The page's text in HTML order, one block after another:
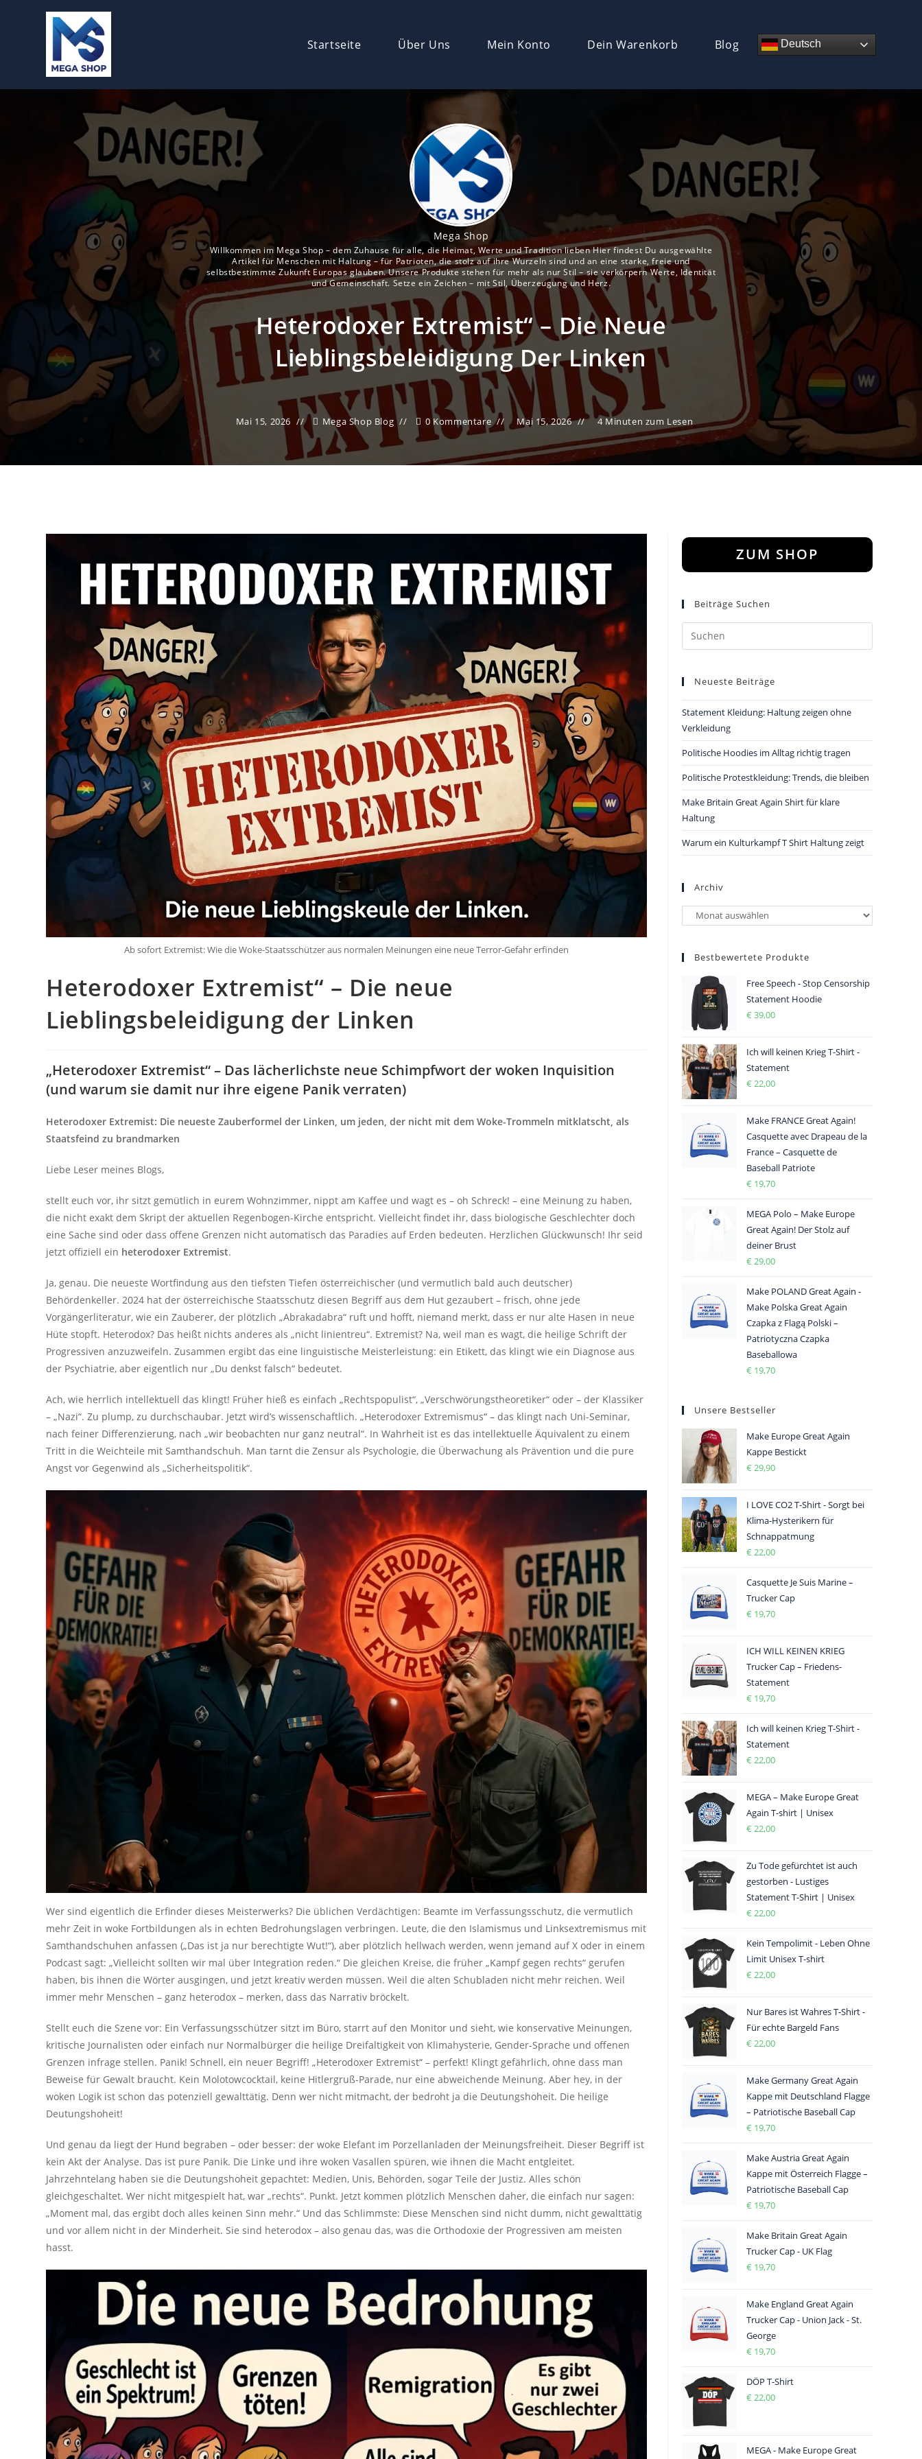
Deutsch
Startseite Über Uns Mein Konto Dein Warenkorb Blog
Mega Shop
Willkommen im Mega Shop – dem Zuhause für alle, die Heimat, Werte und Tradition lieben Hier findest Du ausgewählte
Artikel für Menschen mit Haltung – für Patrioten, die stolz auf ihre Wurzeln sind und an eine starke, freie und
selbstbestimmte Zukunft Europas glauben. Unsere Produkte stehen für mehr als nur Stil – sie verkörpern Werte, Identität
und Gemeinschaft. Setze ein Zeichen – mit Stil, Überzeugung und Herz.
Heterodoxer Extremist“ – Die Neue
Lieblingsbeleidigung Der Linken
Mai 15, 2026 Mega Shop Blog 0 Kommentare Mai 15, 2026 4 Minuten zum Lesen
Ab sofort Extremist: Wie die Woke-Staatsschützer aus normalen Meinungen eine neue Terror-Gefahr erfinden
Heterodoxer Extremist“ – Die neue
Lieblingsbeleidigung der Linken
„Heterodoxer Extremist“ – Das lächerlichste neue Schimpfwort der woken Inquisition
(und warum sie damit nur ihre eigene Panik verraten)
Heterodoxer Extremist: Die neueste Zauberformel der Linken, um jeden, der nicht mit dem Woke-Trommeln mitklatscht, als
Staatsfeind zu brandmarken
Liebe Leser meines Blogs,
stellt euch vor, ihr sitzt gemütlich in eurem Wohnzimmer, nippt am Kaffee und wagt es – oh Schreck! – eine Meinung zu haben,
die nicht exakt dem Skript der aktuellen Regenbogen-Kirche entspricht. Vielleicht findet ihr, dass biologische Geschlechter doch
eine Sache sind oder dass offene Grenzen nicht automatisch das Paradies auf Erden bedeuten. Herzlichen Glückwunsch! Ihr seid
jetzt offiziell ein heterodoxer Extremist.
Ja, genau. Die neueste Wortfindung aus den tiefsten Tiefen österreichischer (und vermutlich bald auch deutscher)
Behördenkeller. 2024 hat der österreichische Staatsschutz diesen Begriff aus dem Hut gezaubert – frisch, ohne jede
Vorgängerliteratur, wie ein Zauberer, der plötzlich „Abrakadabra“ ruft und hofft, niemand merkt, dass er nur alte Hasen in neue
Hüte stopft. Heterodox? Das heißt nichts anderes als „nicht linientreu“. Extremist? Na, weil man es wagt, die heilige Schrift der
Progressiven anzuzweifeln. Zusammen ergibt das eine linguistische Meisterleistung: ein Etikett, das klingt wie ein Diagnose aus
der Psychiatrie, aber eigentlich nur „Du denkst falsch“ bedeutet.
Ach, wie herrlich intellektuell das klingt! Früher hieß es einfach „Rechtspopulist“, „Verschwörungstheoretiker“ oder – der Klassiker
– „Nazi“. Zu plump, zu durchschaubar. Jetzt wird’s wissenschaftlich. „Heterodoxer Extremismus“ – das klingt nach Uni-Seminar,
nach feiner Differenzierung, nach „wir beobachten nur ganz neutral“. In Wahrheit ist es das intellektuelle Äquivalent zu einem
Tritt in die Weichteile mit Samthandschuh. Man tarnt die Zensur als Psychologie, die Überwachung als Prävention und die pure
Angst vor Gegenwind als „Sicherheitspolitik“.
Wer sind eigentlich die Erfinder dieses Meisterwerks? Die üblichen Verdächtigen: Beamte im Verfassungsschutz, die vermutlich
mehr Zeit in woke Fortbildungen als in echten Bedrohungslagen verbringen. Leute, die den Islamismus und Linksextremismus mit
Samthandschuhen anfassen („Das ist ja nur berechtigte Wut!“), aber plötzlich hellwach werden, wenn jemand auf X oder in einem
Podcast sagt: „Vielleicht sollten wir mal über Integration reden.“ Die gleichen Kreise, die früher „Kampf gegen rechts“ gerufen
haben, bis ihnen die Wörter ausgingen, und jetzt kreativ werden müssen. Weil die alten Schubladen nicht mehr reichen. Weil
immer mehr Menschen – ganz heterodox – merken, dass das Narrativ bröckelt.
Stellt euch die Szene vor: Ein Verfassungsschützer sitzt im Büro, starrt auf den Monitor und sieht, wie konservative Meinungen,
kritische Journalisten oder einfach nur Normalbürger die heilige Dreifaltigkeit von Klimahysterie, Gender-Sprache und offenen
Grenzen infrage stellen. Panik! Schnell, ein neuer Begriff! „Heterodoxer Extremist“ – perfekt! Klingt gefährlich, ohne dass man
Beweise für Gewalt braucht. Kein Molotowcocktail, keine Hitlergruß-Parade, nur eine abweichende Meinung. Aber hey, in der
woken Logik ist schon das potenziell gewalttätig. Denn wer nicht mitmacht, der bedroht ja die Deutungshoheit. Die heilige
Deutungshoheit!
Und genau da liegt der Hund begraben – oder besser: der woke Elefant im Porzellanladen der Meinungsfreiheit. Dieser Begriff ist
kein Akt der Analyse. Das ist pure Panik. Die Linke und ihre woken Vasallen spüren, wie ihnen die Macht entgleitet.
Jahrzehntelang haben sie die Deutungshoheit gepachtet: Medien, Unis, Behörden, sogar Teile der Justiz. Alles schön
gleichgeschaltet. Wer nicht mitgespielt hat, war „rechts“. Punkt. Jetzt kommen plötzlich Menschen daher, die einfach nur sagen:
„Moment mal, das ergibt doch alles keinen Sinn mehr.“ Und das Schlimmste: Diese Menschen sind nicht dumm, nicht gewalttätig
und vor allem nicht in der Minderheit. Sie sind heterodox – also genau das, was die Orthodoxie der Progressiven am meisten
hasst.
ZUM SHOP
Beiträge Suchen
Escape
Neueste Beiträge
Statement Kleidung: Haltung zeigen ohne
Verkleidung
Politische Hoodies im Alltag richtig tragen
Politische Protestkleidung: Trends, die bleiben
Make Britain Great Again Shirt für klare
Haltung
Warum ein Kulturkampf T Shirt Haltung zeigt
Archiv
Archiv
Bestbewertete Produkte
Free Speech - Stop Censorship
Statement Hoodie
€ 39,00
Ich will keinen Krieg T-Shirt -
Statement
€ 22,00
Make FRANCE Great Again!
Casquette avec Drapeau de la
France – Casquette de
Baseball Patriote
€ 19,70
MEGA Polo – Make Europe
Great Again! Der Stolz auf
deiner Brust
€ 29,00
Make POLAND Great Again -
Make Polska Great Again
Czapka z Flagą Polski –
Patriotyczna Czapka
Baseballowa
€ 19,70
Unsere Bestseller
Make Europe Great Again
Kappe Bestickt
€ 29,90
I LOVE CO2 T-Shirt - Sorgt bei
Klima-Hysterikern für
Schnappatmung
€ 22,00
Casquette Je Suis Marine –
Trucker Cap
€ 19,70
ICH WILL KEINEN KRIEG
Trucker Cap – Friedens-
Statement
€ 19,70
Ich will keinen Krieg T-Shirt -
Statement
€ 22,00
MEGA – Make Europe Great
Again T-shirt | Unisex
€ 22,00
Zu Tode gefürchtet ist auch
gestorben - Lustiges
Statement T-Shirt | Unisex
€ 22,00
Kein Tempolimit - Leben Ohne
Limit Unisex T-shirt
€ 22,00
Nur Bares ist Wahres T-Shirt -
Für echte Bargeld Fans
€ 22,00
Make Germany Great Again
Kappe mit Deutschland Flagge
– Patriotische Baseball Cap
€ 19,70
Make Austria Great Again
Kappe mit Österreich Flagge –
Patriotische Baseball Cap
€ 19,70
Make Britain Great Again
Trucker Cap - UK Flag
€ 19,70
Make England Great Again
Trucker Cap - Union Jack - St.
George
€ 19,70
DÖP T-Shirt
€ 22,00
MEGA - Make Europe Great